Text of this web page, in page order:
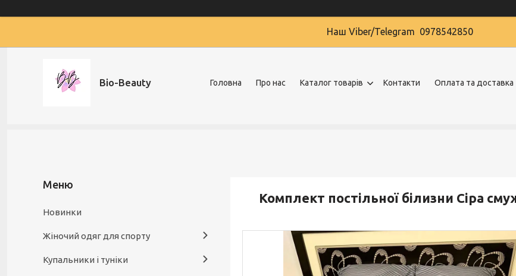
Наш Viber/Telegram 0978542850
Bio-Beauty Головна Про нас Каталог товарів Контакти Оплата та доставка
Комплект постільної білизни Сіра
Новинки
Жіночий одяг для спорту
Купальники і туніки